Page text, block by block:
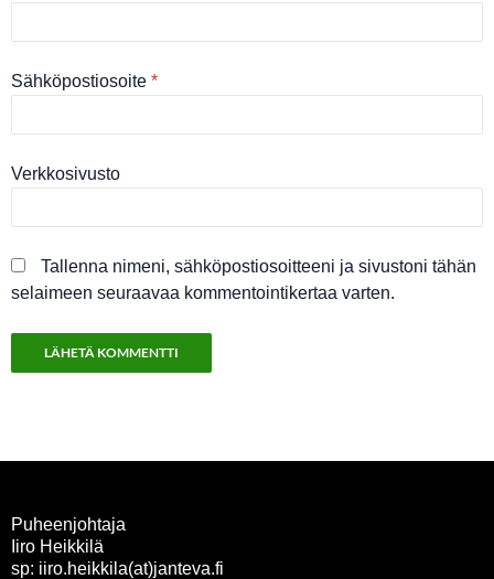
Sähköpostiosoite *
Verkkosivusto
Tallenna nimeni, sähköpostiosoitteeni ja sivustoni tähän
selaimeen seuraavaa kommentointikertaa varten.
Puheenjohtaja
Iiro Heikkilä
sp: iiro.heikkila(at)janteva.fi